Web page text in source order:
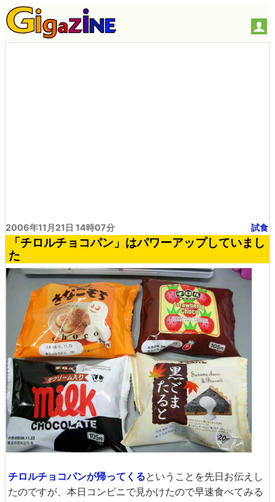
2006年11月21日 14時07分 試食
「チロルチョコパン」はパワーアップしていまし
た
チロルチョコパンが帰ってくるということを先日お伝えし
たのですが、本日コンビニで見かけたので早速食べてみる